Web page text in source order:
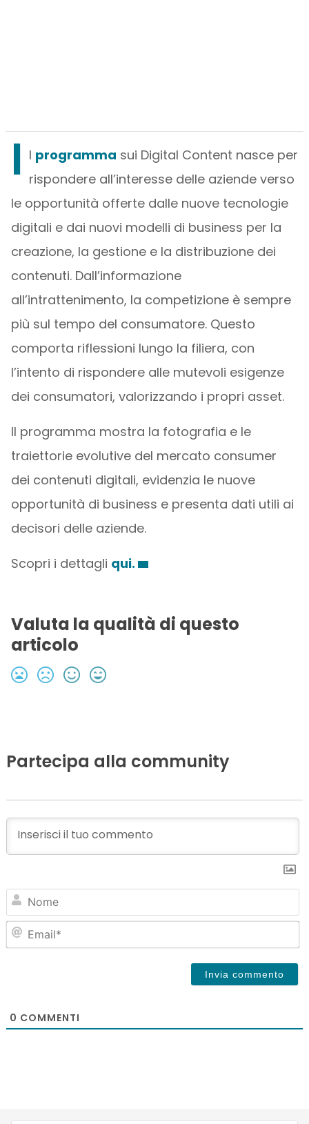
I l programma sui Digital Content nasce per
rispondere all’interesse delle aziende verso
le opportunità offerte dalle nuove tecnologie
digitali e dai nuovi modelli di business per la
creazione, la gestione e la distribuzione dei
contenuti. Dall’informazione
all’intrattenimento, la competizione è sempre
più sul tempo del consumatore. Questo
comporta riflessioni lungo la filiera, con
l’intento di rispondere alle mutevoli esigenze
dei consumatori, valorizzando i propri asset.
Il programma mostra la fotografia e le
traiettorie evolutive del mercato consumer
dei contenuti digitali, evidenzia le nuove
opportunità di business e presenta dati utili ai
decisori delle aziende.
Scopri i dettagli qui.
Valuta la qualità di questo
articolo
Partecipa alla community
0 COMMENTI